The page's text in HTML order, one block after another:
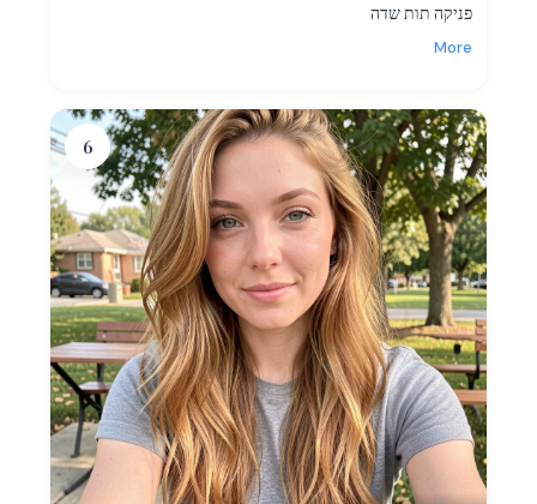
פניקה תות שדה
More
6